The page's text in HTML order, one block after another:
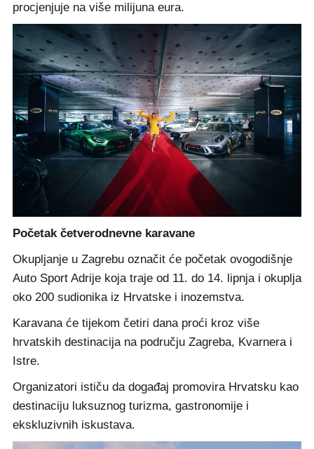
procjenjuje na više milijuna eura.
Početak četverodnevne karavane
Okupljanje u Zagrebu označit će početak ovogodišnje
Auto Sport Adrije koja traje od 11. do 14. lipnja i okuplja
oko 200 sudionika iz Hrvatske i inozemstva.
Karavana će tijekom četiri dana proći kroz više
hrvatskih destinacija na području Zagreba, Kvarnera i
Istre.
Organizatori ističu da događaj promovira Hrvatsku kao
destinaciju luksuznog turizma, gastronomije i
ekskluzivnih iskustava.